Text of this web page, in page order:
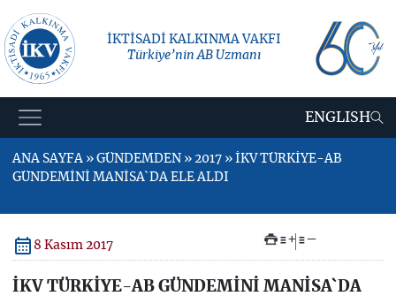
İKTİSADİ KALKINMA VAKFI
Türkiye’nin AB Uzmanı
ENGLISH
ANA SAYFA » GÜNDEMDEN » 2017 » İKV TÜRKİYE-AB
GÜNDEMİNİ MANİSA`DA ELE ALDI
8 Kasım 2017 + –
İKV TÜRKİYE-AB GÜNDEMİNİ MANİSA`DA